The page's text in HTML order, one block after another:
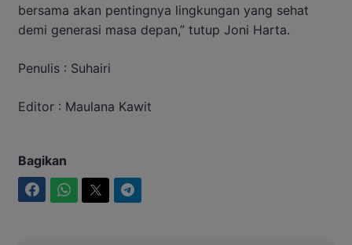
bersama akan pentingnya lingkungan yang sehat
demi generasi masa depan,” tutup Joni Harta.
Penulis : Suhairi
Editor : Maulana Kawit
Bagikan